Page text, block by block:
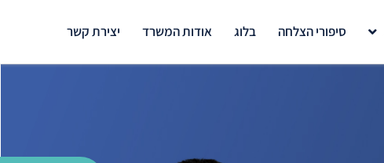
סיפורי הצלחה בלוג אודות המשרד יצירת קשר